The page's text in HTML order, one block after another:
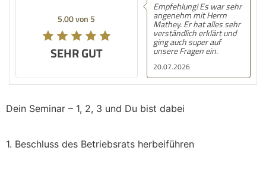
5.00 von 5
SEHR GUT
20.07.2026
Empfehlung! Es war sehr
angenehm mit Herrn
Mathey. Er hat alles sehr
verständlich erklärt und
ging auch super auf
unsere Fragen ein.
Dein Seminar – 1, 2, 3 und Du bist dabei
1. Beschluss des Betriebsrats herbeiführen